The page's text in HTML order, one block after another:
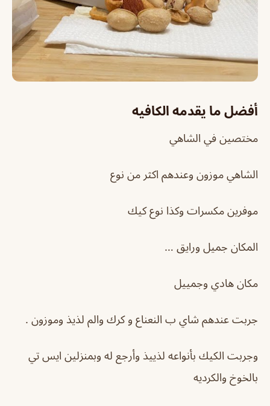
أفضل ما يقدمه الكافيه
مختصين في الشاهي
الشاهي موزون وعندهم اكثر من نوع
موفرين مكسرات وكذا نوع كيك
المكان جميل ورايق …
مكان هادي وجمييل
جربت عندهم شاي ب النعناع و كرك والم لذيذ وموزون .
وجربت الكيك بأنواعه لذييذ وأرجع له وبمنزلين ايس تي
بالخوخ والكردیه